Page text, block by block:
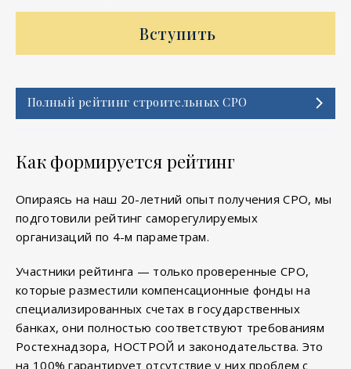
Вступить
Полный рейтинг строительных СРО
Как формируется рейтинг
Опираясь на наш 20-летний опыт получения СРО, мы
подготовили рейтинг саморегулируемых
организаций по 4-м параметрам.
Участники рейтинга — только проверенные СРО,
которые разместили компенсационные фонды на
специализированных счетах в государственных
банках, они полностью соответствуют требованиям
Ростехнадзора, НОСТРОЙ и законодательства. Это
на 100% гарантирует отсутствие у них проблем с